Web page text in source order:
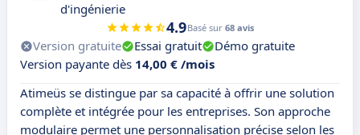
d'ingénierie
4.9Basé sur 68 avis
Version gratuite Essai gratuit
Démo gratuite
Version payante dès 14,00 € /mois
Atimeüs se distingue par sa capacité à offrir une solution
complète et intégrée pour les entreprises. Son approche
modulaire permet une personnalisation précise selon les